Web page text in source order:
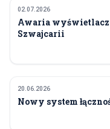
TECHNOLOGIA I INNOWACJE
02.07.2026
Awaria
Szwajcarii
TECHNOLOGIA I INNOWACJE
20.06.2026
Nowy system